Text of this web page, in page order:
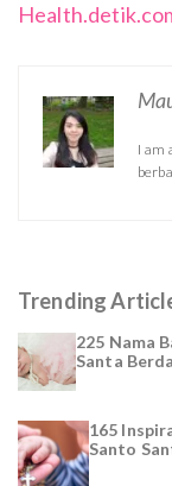
I am
Trending
225 Nama
Santa
165
Santo